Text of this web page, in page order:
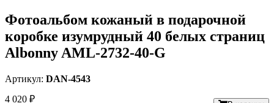
Фотоальбом кожаный в подарочной
коробке изумрудный 40 белых страниц
Albonny AML-2732-40-G
Артикул: DAN-4543
4 020 ₽